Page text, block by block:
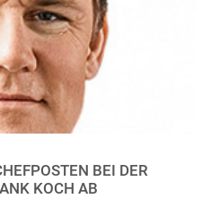
BEI DER
KOCH AB